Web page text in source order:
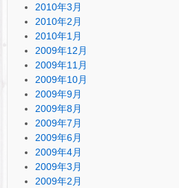
2010年3月
2010年2月
2010年1月
2009年12月
2009年11月
2009年10月
2009年9月
2009年8月
2009年7月
2009年6月
2009年4月
2009年3月
2009年2月